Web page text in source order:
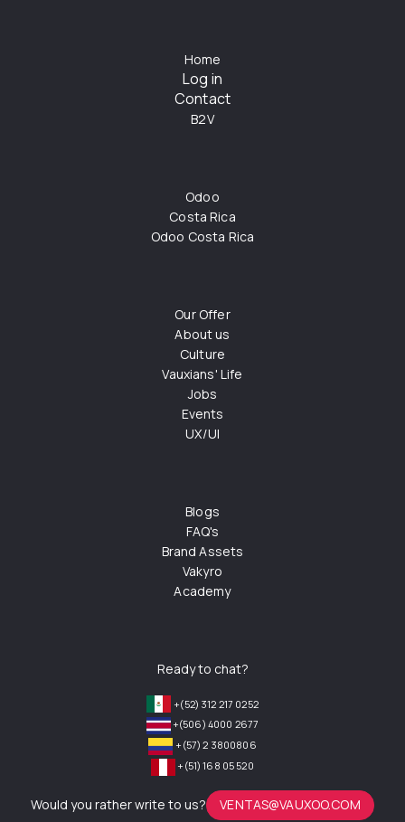
Home
Log in
Contact
B2V
Odoo
Costa Rica
Odoo Costa Rica
Our Offer
About us
Culture
Vauxians' Life
Jobs
Events
UX/UI
Blogs
FAQ's
Brand Assets
Vakyro
Academy
Ready to chat?
+(52) 312 217 0252
+(506) 4000 2677
+(57) 2 3800806
+(51) 168 05 520
Would you rather write to us? VENTAS@VAUXOO.COM